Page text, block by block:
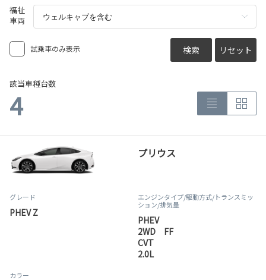
福祉
車両
試乗車のみ表示 検索 リセット
該当車種台数
4
プリウス
グレード
PHEV Z
エンジンタイプ/駆動方式/トランスミッ
ション/排気量
PHEV
2WD FF
CVT
2.0L
カラー